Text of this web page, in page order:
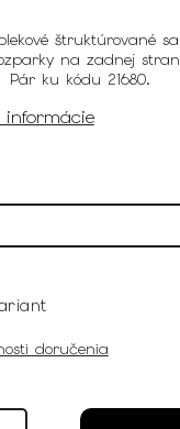
štruktúrované
na zadnej
ku kódu 21680.
informácie
doručenia